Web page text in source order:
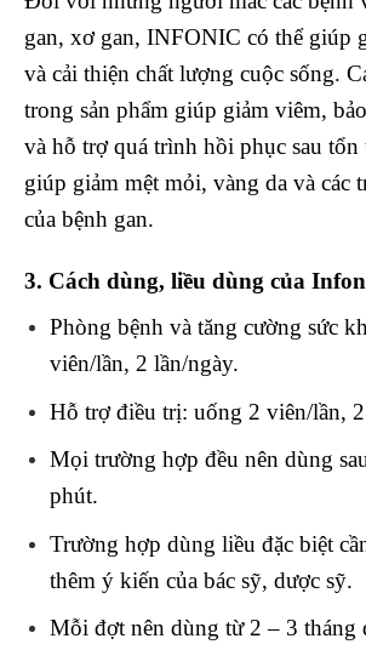
gan, xơ gan, INFONIC có thể giúp
và cải thiện chất lượng cuộc sống.
trong sản phẩm giúp giảm viêm,
và hỗ trợ quá trình hồi phục sau tổn
giúp giảm mệt mỏi, vàng da và các
của bệnh gan.
3. Cách dùng, liều dùng của
Phòng bệnh và tăng cường sức
viên/lần, 2 lần/ngày.
Hỗ trợ điều trị: uống 2 viên/lần,
Mọi trường hợp đều nên dùng
phút.
Trường hợp dùng liều đặc biệt
thêm ý kiến của bác sỹ, dược sỹ.
Mỗi đợt nên dùng từ 2 – 3 tháng